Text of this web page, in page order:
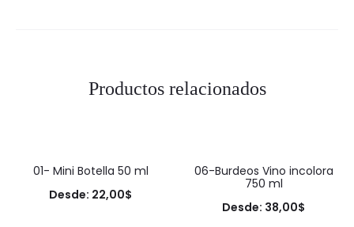
Productos relacionados
01- Mini Botella 50 ml
Desde: 22,00$
06-Burdeos Vino incolora
750 ml
Desde: 38,00$